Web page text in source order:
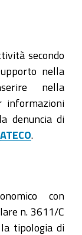
secondo
nella
nella
informazioni
denuncia di
ATECO
con
n. 3611/C
tipologia di